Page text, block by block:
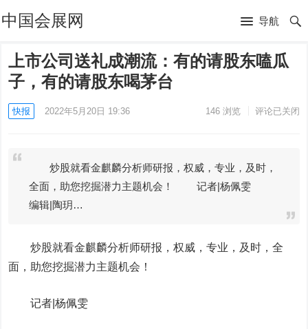
中国会展网 导航
上市公司送礼成潮流：有的请股东嗑瓜
子，有的请股东喝茅台
快报 2022年5月20日 19:36 146浏览 评论已关闭
炒股就看金麒麟分析师研报，权威，专业，及时，
全面，助您挖掘潜力主题机会！ 记者|杨佩雯
编辑|陶玥…
炒股就看金麒麟分析师研报，权威，专业，及时，全
面，助您挖掘潜力主题机会！
记者|杨佩雯